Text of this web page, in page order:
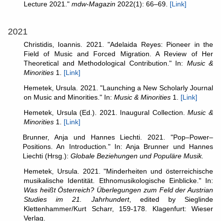
Lecture 2021." mdw-Magazin 2022(1): 66–69. [Link]
2021
Christidis, Ioannis. 2021. "Adelaida Reyes: Pioneer in the
Field of Music and Forced Migration. A Review of Her
Theoretical and Methodological Contribution." In: Music &
Minorities 1. [Link]
Hemetek, Ursula. 2021. "Launching a New Scholarly Journal
on Music and Minorities." In: Music & Minorities 1. [Link]
Hemetek, Ursula (Ed.). 2021. Inaugural Collection.Music &
Minorities 1. [Link]
Brunner, Anja und Hannes Liechti. 2021. "Pop–Power–
Positions. An Introduction." In: Anja Brunner und Hannes
Liechti (Hrsg.): Globale Beziehungen und Populäre Musik.
Hemetek, Ursula. 2021. "Minderheiten und österreichische
musikalische Identität. Ethnomusikologische Einblicke." In:
Was heißt Österreich? Überlegungen zum Feld der Austrian
Studies im 21. Jahrhundert, edited by Sieglinde
Klettenhammer/Kurt Scharr, 159-178. Klagenfurt: Wieser
Verlag.